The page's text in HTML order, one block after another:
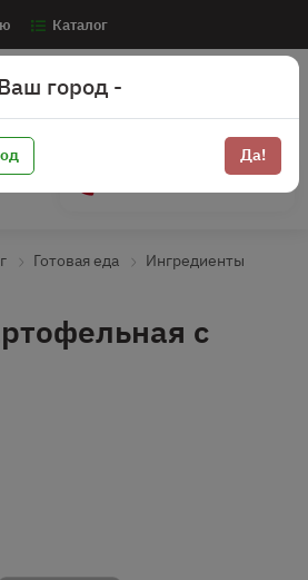
Каталог
Готовая еда Ингредиенты
с
город -
Да!